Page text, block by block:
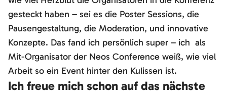
gesteckt haben – sei es die Poster Sessions, die
Pausengestaltung, die Moderation, und innovative
Konzepte. Das fand ich persönlich super – ich als
Mit-Organisator der Neos Conference weiß, wie viel
Arbeit so ein Event hinter den Kulissen ist.
Ich freue mich schon auf das nächste